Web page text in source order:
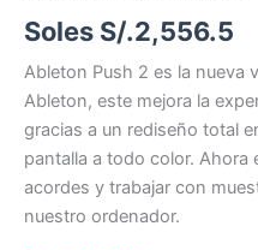
Soles S/.2,556.5
Ableton Push 2 es la nueva
Ableton, este mejora la
gracias a un rediseño total
pantalla a todo color. Ahora
acordes y trabajar con
nuestro ordenador.